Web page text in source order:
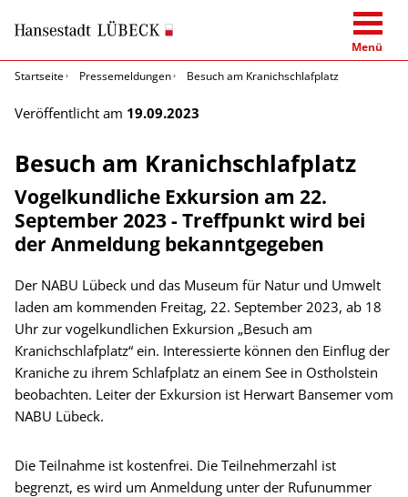
Menü
Startseite
Pressemeldungen Besuch am Kranichschlafplatz
Veröffentlicht am 19.09.2023
Besuch am Kranichschlafplatz
Vogelkundliche Exkursion am 22.
September 2023 - Treffpunkt wird bei
der Anmeldung bekanntgegeben
Der NABU Lübeck und das Museum für Natur und Umwelt
laden am kommenden Freitag, 22. September 2023, ab 18
Uhr zur vogelkundlichen Exkursion „Besuch am
Kranichschlafplatz“ ein. Interessierte können den Einflug der
Kraniche zu ihrem Schlafplatz an einem See in Ostholstein
beobachten. Leiter der Exkursion ist Herwart Bansemer vom
NABU Lübeck.
Die Teilnahme ist kostenfrei. Die Teilnehmerzahl ist
begrenzt, es wird um Anmeldung unter der Rufunummer